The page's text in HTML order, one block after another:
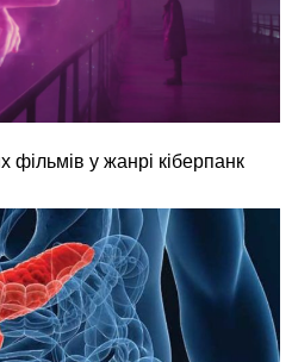
у жанрі кіберпанк